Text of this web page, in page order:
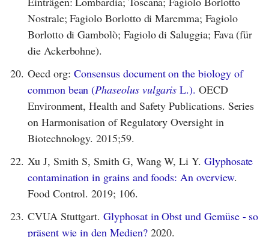
Nostrale; Fagiolo Borlotto di Maremma; Fagiolo
Borlotto di Gambolò; Fagiolo di Saluggia; Fava (für
die Ackerbohne).
20. Oecd org:Consensus document on the biology of
common bean (Phaseolus vulgaris L.). OECD
Environment, Health and Safety Publications. Series
on Harmonisation of Regulatory Oversight in
Biotechnology. 2015;59.
22. Xu J, Smith S, Smith G, Wang W, Li Y. Glyphosate
contamination in grains and foods: An overview.
Food Control. 2019; 106.
23. CVUA Stuttgart.Glyphosat in Obst und Gemüse - so
präsent wie in den Medien?2020.